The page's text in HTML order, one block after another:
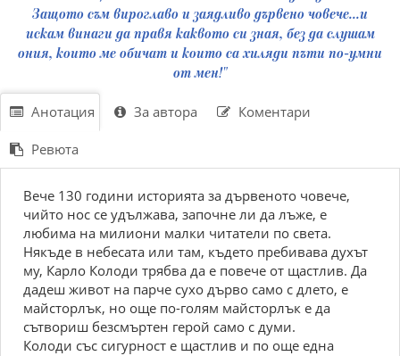
Защото съм вироглаво и заядливо дървено човече...и
искам винаги да правя каквото си зная, без да слушам
ония, които ме обичат и които са хиляди пъти по-умни
от мен!"
Анотация За автора Коментари
Ревюта
Вече 130 години историята за дървеното човече,
чийто нос се удължава, започне ли да лъже, е
любима на милиони малки читатели по света.
Някъде в небесата или там, където пребивава духът
му, Карло Колоди трябва да е повече от щастлив. Да
дадеш живот на парче сухо дърво само с длето, е
майсторлък, но още по-голям майсторлък е да
сътвориш безсмъртен герой само с думи.
Колоди със сигурност е щастлив и по още една